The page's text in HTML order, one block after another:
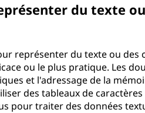
du texte
représenter du texte ou des
ou le plus pratique. Les
et l'adressage de la
des tableaux de caractères
pour traiter des données